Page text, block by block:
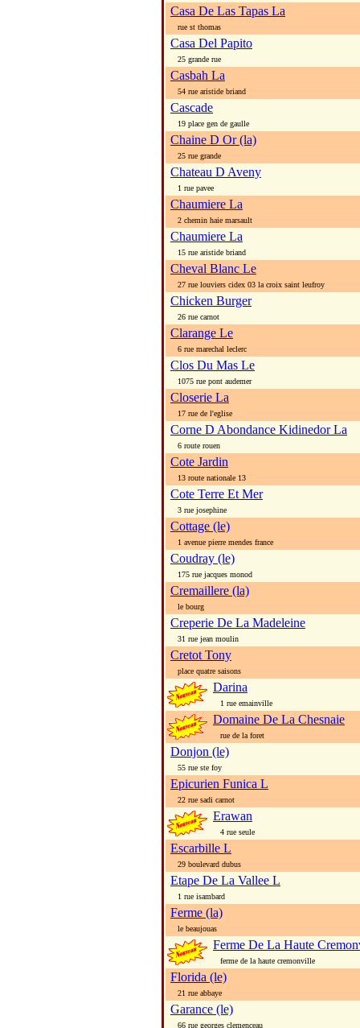
Casa De Las Tapas La
rue st thomas
Casa Del Papito
25 grande rue
Casbah La
54 rue aristide briand
Cascade
19 place gen de gaulle
Chaine D Or (la)
25 rue grande
Chateau D Aveny
1 rue pavee
Chaumiere La
2 chemin haie marsault
Chaumiere La
15 rue aristide briand
Cheval Blanc Le
27 rue louviers cidex 03 la croix saint leufroy
Chicken Burger
26 rue carnot
Clarange Le
6 rue marechal leclerc
Clos Du Mas Le
1075 rue pont audemer
Closerie La
17 rue de l'eglise
Corne D Abondance Kidinedor La
6 route rouen
Cote Jardin
13 route nationale 13
Cote Terre Et Mer
3 rue josephine
Cottage (le)
1 avenue pierre mendes france
Coudray (le)
175 rue jacques monod
Cremaillere (la)
le bourg
Creperie De La Madeleine
31 rue jean moulin
Cretot Tony
place quatre saisons
Darina
1 rue emainville
Domaine De La Chesnaie
rue de la foret
Donjon (le)
55 rue ste foy
Epicurien Funica L
22 rue sadi carnot
Erawan
4 rue seule
Escarbille L
29 boulevard dubus
Etape De La Vallee L
1 rue isambard
Ferme (la)
le beaujouas
Ferme De La Haute
ferme de la haute cremonville
Florida (le)
21 rue abbaye
Garance (le)
66 rue georges clemenceau